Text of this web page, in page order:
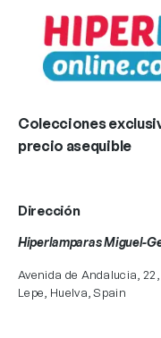
Colecciones
precio asequible
Dirección
Hiperlamparas Miguel-
Avenida de Andalucia, 22,
Lepe, Huelva, Spain